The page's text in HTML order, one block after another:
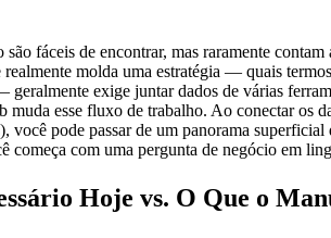
são fáceis de encontrar, mas raramente
molda uma estratégia — quais
exige juntar dados de várias
muda esse fluxo de trabalho. Ao conectar os
você pode passar de um panorama
começa com uma pergunta de negócio em
Hoje vs. O Que o